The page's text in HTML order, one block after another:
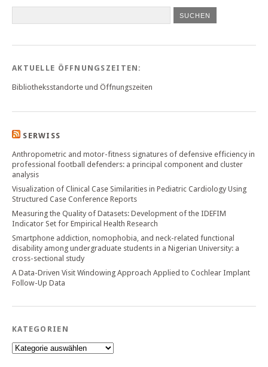
SUCHEN
AKTUELLE ÖFFNUNGSZEITEN:
Bibliotheksstandorte und Öffnungszeiten
SERWISS
Anthropometric and motor-fitness signatures of defensive efficiency in
professional football defenders: a principal component and cluster
analysis
Visualization of Clinical Case Similarities in Pediatric Cardiology Using
Structured Case Conference Reports
Measuring the Quality of Datasets: Development of the IDEFIM
Indicator Set for Empirical Health Research
Smartphone addiction, nomophobia, and neck-related functional
disability among undergraduate students in a Nigerian University: a
cross-sectional study
A Data-Driven Visit Windowing Approach Applied to Cochlear Implant
Follow-Up Data
KATEGORIEN
Kategorien